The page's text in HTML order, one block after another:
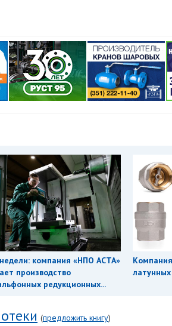
компания «НПО АСТА»
производство
редукционных...
(предложить книгу)